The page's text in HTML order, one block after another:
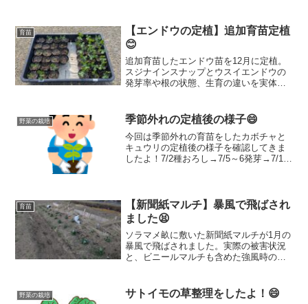
るのか見てみることにしましたよ！
育苗
【エンドウの定植】追加育苗定植
😊
追加育苗したエンドウ苗を12月に定植。
スジナインスナップとウスイエンドウの
発芽率や根の状態、生育の違いを実体験
野菜の栽培 季節外れの定植後の様子😄
今回は季節外れの育苗をしたカボチャと
キュウリの定植後の様子を確認してきま
したよ！7/2種おろし→7/5～6発芽→7/16
敗をしてしまいました。
育苗
【新聞紙マルチ】暴風で飛ばされ
ました😫
ソラマメ畝に敷いた新聞紙マルチが1月の
暴風で飛ばされました。実際の被害状況
と、ビニールマルチも含めた強風時の注
野菜の栽培 サトイモの草整理をしたよ！😄